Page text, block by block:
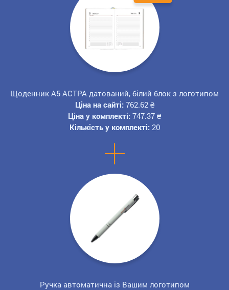
+
Щоденник А5 АСТРА датований, білий блок з логотипом
Ціна на сайті: 762.62 ₴
Ціна у комплекті: 747.37 ₴
Кількість у комплекті: 20
Ручка автоматична із Вашим логотипом